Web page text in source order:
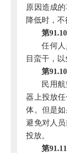
原因造成
降低时，不
第
任何
目蛮干，
第
民用
器上投放
体。但是
避免对人
投放。
第